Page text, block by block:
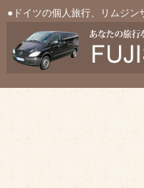
●ドイツの個人旅行、リムジン